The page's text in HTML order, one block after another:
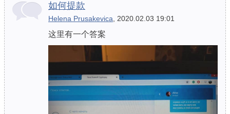
如何提款
Helena Prusakevica , 2020.02.03 19:01
这里有一个答案